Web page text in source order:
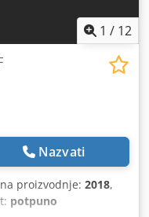
1 / 12
Nazvati
proizvodnje: 2018,
potpuno